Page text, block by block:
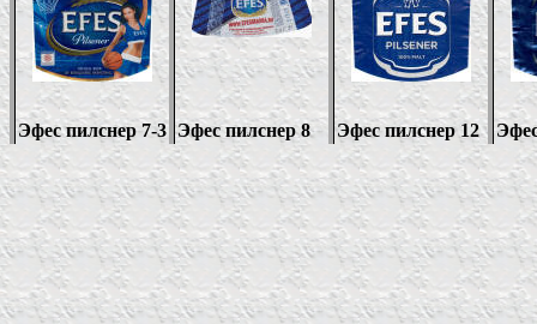
Эфес пилснер7-3 Эфес пилснер 8 Эфес пилснер 12